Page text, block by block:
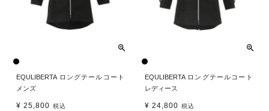
EQULIBERTA ロングテールコート
メンズ
¥ 25,800 税込
EQULIBERTA ロングテールコート
レディース
¥ 24,800 税込